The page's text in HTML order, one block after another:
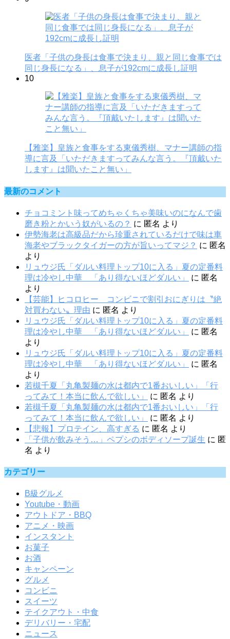
医者「子供の身長は食事で決まり、親と同じ食事では
同じ身長になる」、息子が192cmに成長し証明
10
【雅楽】皇族と食事をする東儀秀樹、マナー講師の指
導に言及「いただきますってみんな言う。『頂戴いた
します』は聞いたこと無い」
最新のコメント
チョコミント味ってめちゃくちゃ美味いのになんで歯
磨き粉とかいう奴がいるの？ に 匿名 より
伊勢海老は高級品だから珍重されているだけで味は車
海老やブラックタイガーの方が旨いってマジ？ に 匿名
より
リュウジ氏「ダルい料理トップ10に入る」夏の定番料
理は冷やし中華 「あり得ないほどダルい」
に 匿名
より
【芸能】ヒコロヒー コンビニで割引おにぎりは〝絶
対買わない〟理由 に 匿名 より
リュウジ氏「ダルい料理トップ10に入る」夏の定番料
理は冷やし中華 「あり得ないほどダルい」
に 匿名
より
リュウジ氏「ダルい料理トップ10に入る」夏の定番料
理は冷やし中華 「あり得ないほどダルい」
に 匿名
より
若槻千夏「丸亀製麺の水は都内で1番おいしい」「行
ってみて！本当に飲んで欲しい」
に 匿名 より
若槻千夏「丸亀製麺の水は都内で1番おいしい」「行
ってみて！本当に飲んで欲しい」
に 匿名 より
【悲報】プロテイン、高すぎる に 匿名 より
「子供が飲みそう…」ペプシのボディソープ誕生 に 匿
名 より
カテゴリー
B級グルメ
Youtube・動画
アウトドア・BBQ
アニメ・映画
インスタント
お菓子
お酒
キャンペーン
グルメ
コンビニ
スイーツ
テイクアウト・中食
デリバリー・宅配
ニュース